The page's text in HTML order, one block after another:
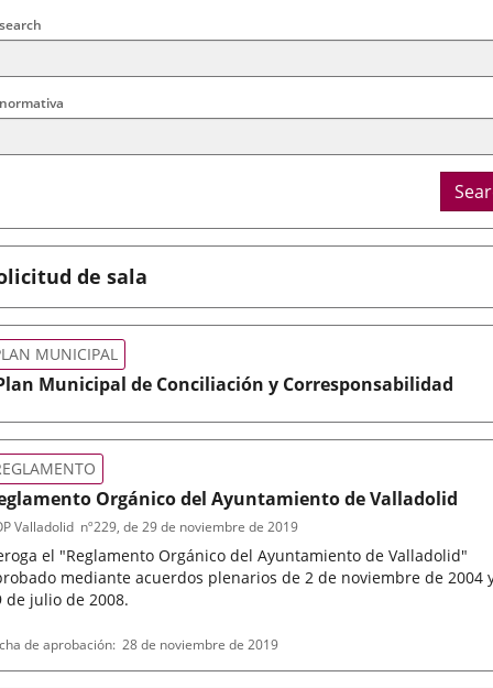
de sala
Municipal de Conciliación y Corresponsabilidad
MUNICIPAL
Orgánico del Ayuntamiento de Valladolid
el "Reglamento Orgánico del Ayuntamiento de Valladolid"
mediante acuerdos plenarios de 2 de noviembre de 2004
de julio de 2008.
Valladolid nº229, de 29 de noviembre de 2019
de aprobación 28 de noviembre de 2019